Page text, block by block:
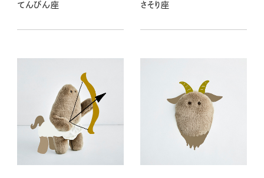
てんびん座 さそり座